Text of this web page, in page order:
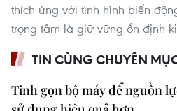
thích ứng với tình hình biến
trọng tâm là giữ vững ổn định
TIN CÙNG CHUYÊN
Tinh gọn bộ máy để nguồn